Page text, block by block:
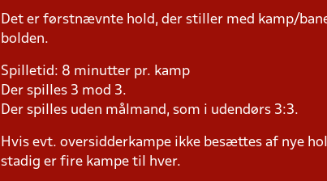
Det er førstnævnte hold, der stiller med kamp/
bolden.
Spilletid: 8 minutter pr. kamp
Der spilles 3 mod 3.
Der spilles uden målmand, som i udendørs 3:3.
Hvis evt. oversidderkampe ikke besættes af nye
stadig er fire kampe til hver.